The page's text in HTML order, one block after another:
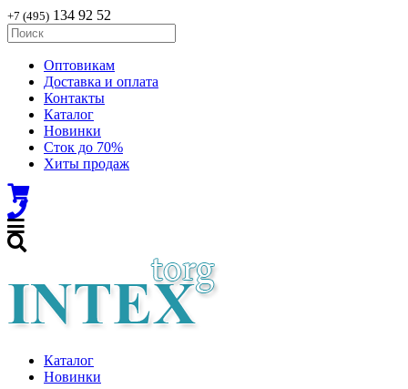
+7 (495) 134 92 52
Оптовикам
Доставка и оплата
Контакты
Каталог
Новинки
Сток до 70%
Хиты продаж
Каталог
Новинки